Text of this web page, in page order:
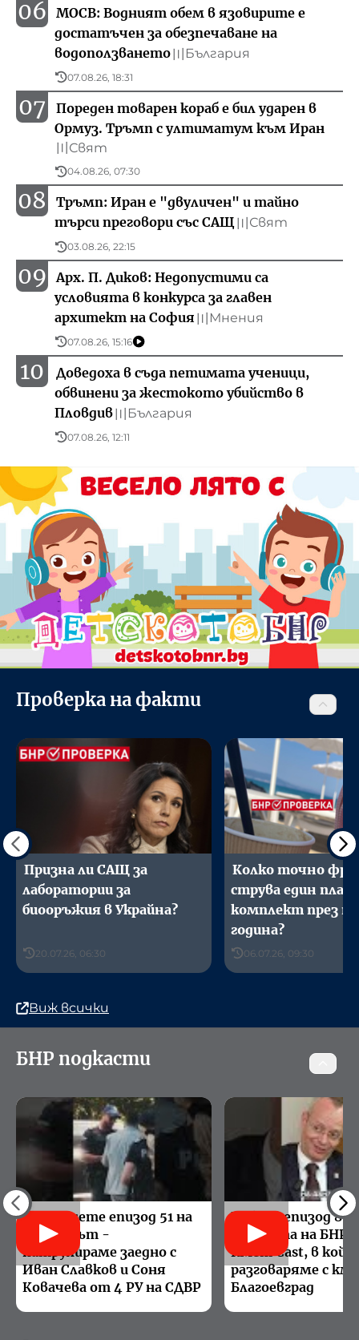
06
МОСВ: Водният обем в язовирите е
достатъчен за обезпечаване на
водоползването〣 България
07.08.26, 18:31
07
Пореден товарен кораб е бил ударен в
Ормуз. Тръмп с ултиматум към Иран
〣 Свят
04.08.26, 07:30
08
Тръмп: Иран е "двуличен" и тайно
търси преговори със САЩ 〣 Свят
03.08.26, 22:15
09
Арх. П. Диков: Недопустими са
условията в конкурса за главен
архитект на София 〣 Мнения
07.08.26, 15:16
10
Доведоха в съда петимата ученици,
обвинени за жестокото убийство в
Пловдив〣 България
07.08.26, 12:11
Проверка на факти
Призна ли САЩ за
лаборатории за
биооръжия в Украйна?
20.07.26, 06:30
Колко точно
струва един
комплект през
година?
06.07.26, 09:30
Виж всички
БНР подкасти
Проследете епизод 51 на
Патрулът -
патрулираме заедно с
Иван Славков и Соня
Ковачева от 4 РУ на СДВР
Вижте епизод 8
подкаста на БНР
Кмет Cast, в
разговаряме с
Благоевград